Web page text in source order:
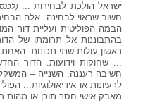
ישראל הולכת לבחירות ... (לכנסת ה-
חשוב שראוי לבחינה. אלה
הבמה הפוליטית ועליית דור
בהתבוננות אל תרומתו של
ראשון עולות שתי תכונות.
... שחוקות וידועות. הדור
חשיבה רעננה. השנייה –
לרעיונות או אידיאולוגיות...
מאבק אישי חסר תוכן או מהות